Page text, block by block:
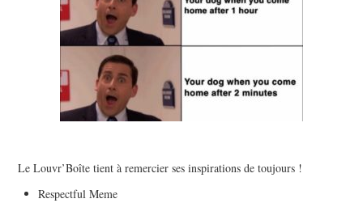
Le Louvr’Boîte tient à remercier ses inspirations de toujours !
Respectful Meme